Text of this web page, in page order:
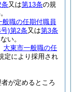
又は第13条の規
般職の任期付職員
)第2条又は第3条
い。
大東市一般職の任
定により採用され
が定めるところ